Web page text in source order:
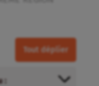
Tout déplier